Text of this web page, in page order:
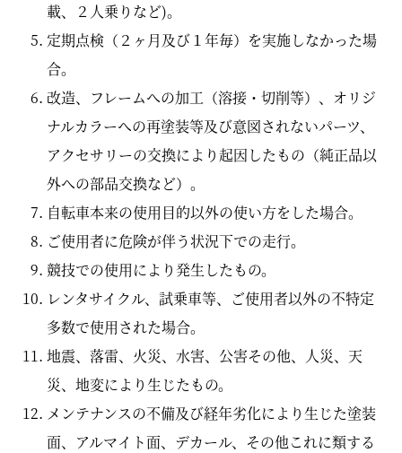
載、２人乗りなど)。
定期点検（２ヶ月及び１年毎）を実施しなかった場
合。
改造、フレームへの加工（溶接・切削等）、オリジ
ナルカラーへの再塗装等及び意図されないパーツ、
アクセサリーの交換により起因したもの（純正品以
外への部品交換など）。
自転車本来の使用目的以外の使い方をした場合。
ご使用者に危険が伴う状況下での走行。
競技での使用により発生したもの。
レンタサイクル、試乗車等、ご使用者以外の不特定
多数で使用された場合。
地震、落雷、火災、水害、公害その他、人災、天
災、地変により生じたもの。
メンテナンスの不備及び経年劣化により生じた塗装
面、アルマイト面、デカール、その他これに類する